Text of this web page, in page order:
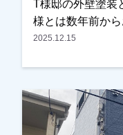
T様邸の外壁塗装
様とは数年前か
近くに伺った際
の前を通り、ご
た時よりも屋根
とに気が付きま
2025.12.15